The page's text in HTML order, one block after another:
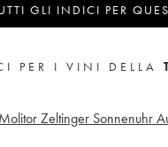
GLI INDICI PER
PER I VINI DELLA
Zeltinger Sonnenuhr